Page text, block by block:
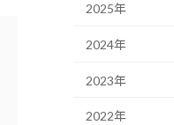
2025年
2024年
2023年
2022年